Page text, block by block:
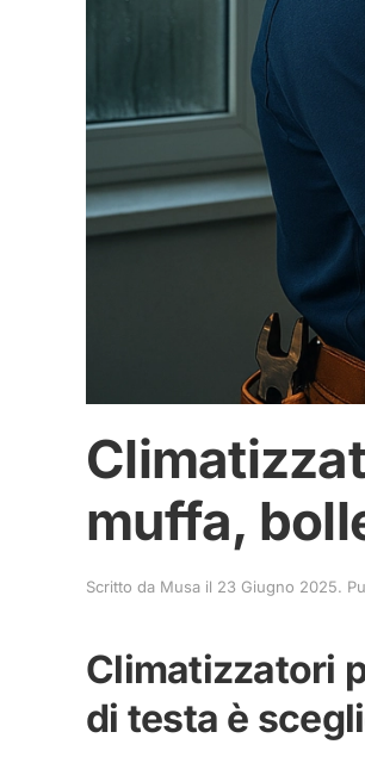
muffa,
Scritto da Musa il 23 Giugno 2025.
Climatizzatori
di testa è